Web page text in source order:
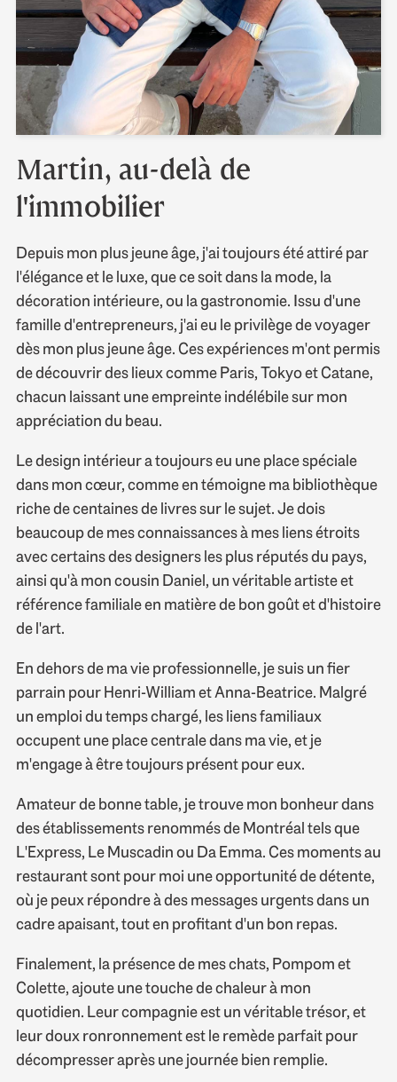
Martin, au-delà de
l'immobilier
Depuis mon plus jeune âge, j'ai toujours été attiré par
l'élégance et le luxe, que ce soit dans la mode, la
décoration intérieure, ou la gastronomie. Issu d'une
famille d'entrepreneurs, j'ai eu le privilège de voyager
dès mon plus jeune âge. Ces expériences m'ont permis
de découvrir des lieux comme Paris, Tokyo et Catane,
chacun laissant une empreinte indélébile sur mon
appréciation du beau.
Le design intérieur a toujours eu une place spéciale
dans mon cœur, comme en témoigne ma bibliothèque
riche de centaines de livres sur le sujet. Je dois
beaucoup de mes connaissances à mes liens étroits
avec certains des designers les plus réputés du pays,
ainsi qu'à mon cousin Daniel, un véritable artiste et
référence familiale en matière de bon goût et d'histoire
de l'art.
En dehors de ma vie professionnelle, je suis un fier
parrain pour Henri-William et Anna-Beatrice. Malgré
un emploi du temps chargé, les liens familiaux
occupent une place centrale dans ma vie, et je
m'engage à être toujours présent pour eux.
Amateur de bonne table, je trouve mon bonheur dans
des établissements renommés de Montréal tels que
L'Express, Le Muscadin ou Da Emma. Ces moments au
restaurant sont pour moi une opportunité de détente,
où je peux répondre à des messages urgents dans un
cadre apaisant, tout en profitant d'un bon repas.
Finalement, la présence de mes chats, Pompom et
Colette, ajoute une touche de chaleur à mon
quotidien. Leur compagnie est un véritable trésor, et
leur doux ronronnement est le remède parfait pour
décompresser après une journée bien remplie.